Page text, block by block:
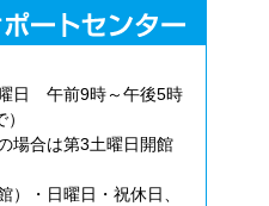
日 午前9時～午後5時
場合は第3土曜日開館
）・日曜日・祝休日、